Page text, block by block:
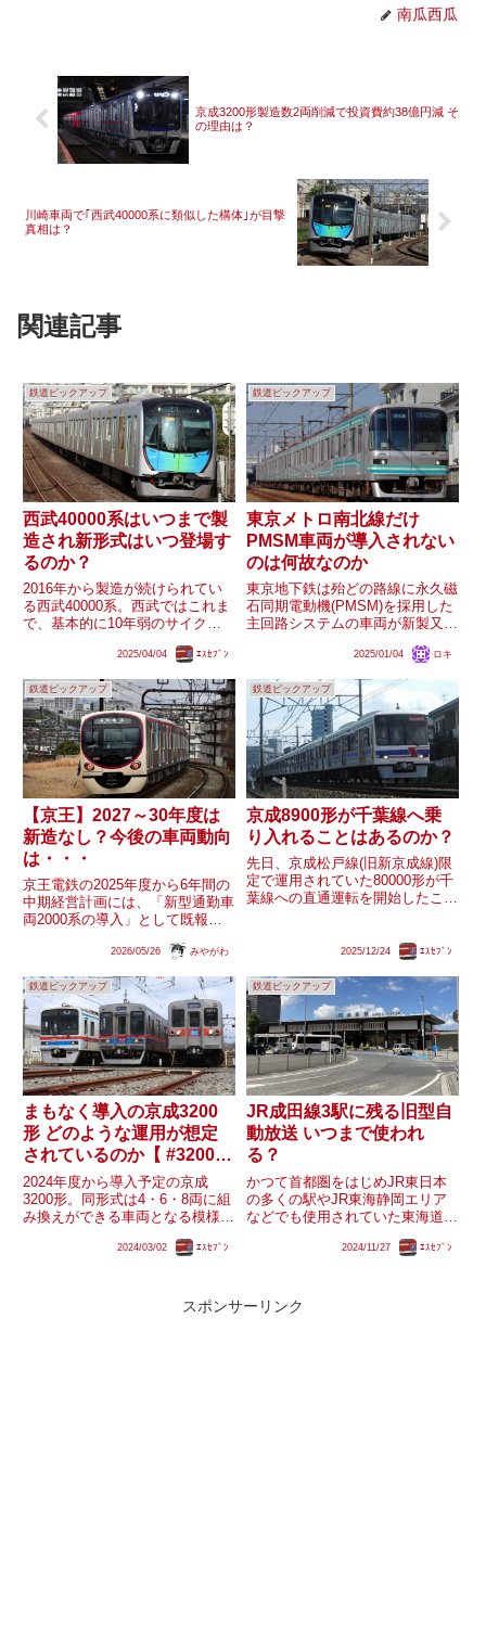
南瓜西瓜
京成3200形製造数2両削減で投資費約38億円減 そ
の理由は？
川崎車両で｢西武40000系に類似した構体｣が目撃
真相は？
関連記事
鉄道ピックアップ
西武40000系はいつまで製
造され新形式はいつ登場す
るのか？
2016年から製造が続けられてい
る西武40000系。西武ではこれま
で、基本的に10年弱のサイクル
なっています。40000系もまもな
く登場から10年を迎え、上記の
サイクルを考慮するとそろそろ通
勤車両が新形式になる...
2025/04/04 ｴｽｾﾌﾞﾝ
鉄道ピックアップ
東京メトロ南北線だけ
PMSM車両が導入されない
のは何故なのか
東京地下鉄は殆どの路線に永久磁
石同期電動機(PMSM)を採用した
主回路システムの車両が新製又は
ていますが、南北線のみ現在まで
一切導入されていない状況が続い
ています。02系B修車でPMSMが
本格採用されて以降南北...
2025/01/04 ロキ
鉄道ピックアップ
【京王】2027～30年度は
新造なし？今後の車両動向
は・・・
京王電鉄の2025年度から6年間の
中期経営計画には、「新型通勤車
両2000系の導入」として既報の
み記載されており、2027年度以
特に、2027・30年度の鉄道事業
の設備投資...
2026/05/26 みやがわ
鉄道ピックアップ
京成8900形が千葉線へ乗
り入れることはあるのか？
先日、京成松戸線(旧新京成線)限
定で運用されていた80000形が千
葉線への直通運転を開始したこと
電鉄の形式は8900形のみとなり
不可)。千葉線直通...
2025/12/24 ｴｽｾﾌﾞﾝ
鉄道ピックアップ
まもなく導入の京成3200
形 どのような運用が想定
されているのか【 #3200形
の日 】
2024年度から導入予定の京成
3200形。同形式は4・6・8両に組
み換えができる車両となる模様
式や現在も活躍する3500形と同
め現在4両が使用されてい...
2024/03/02 ｴｽｾﾌﾞﾝ
鉄道ピックアップ
JR成田線3駅に残る旧型自
動放送 いつまで使われ
る？
かつて首都圏をはじめJR東日本
の多くの駅やJR東海静岡エリア
などでも使用されていた東海道型
社管内に導入された房総型放送。
田線の本線・空港支線・我孫子
2024/11/27 ｴｽｾﾌﾞﾝ
スポンサーリンク